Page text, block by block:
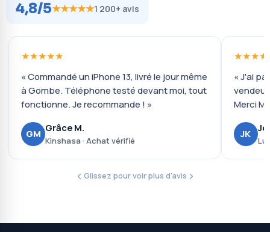
4,8/5★★★★★1 200+ avis
★★★★★
« Commandé un iPhone 13, livré le jour même
à Gombe. Téléphone testé devant moi, tout
fonctionne. Je recommande ! »
GM Grâce M.
Kinshasa · Achat vérifié
« J'ai
Merci
JK
Glissez pour voir plus d'avis